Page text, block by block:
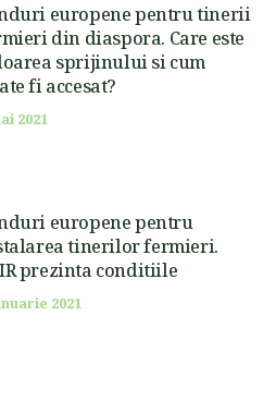
europene pentru tinerii
din diaspora. Care este
sprijinului si cum
fi accesat?
2021
europene pentru
tinerilor fermieri.
prezinta conditiile
2021